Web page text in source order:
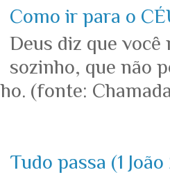
Como ir para o
Deus diz que você
sozinho, que não
(fonte:
Tudo passa (1 João